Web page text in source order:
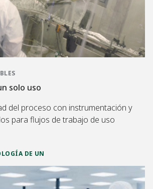
solo uso
del proceso con instrumentación y
para flujos de trabajo de uso
DE UN